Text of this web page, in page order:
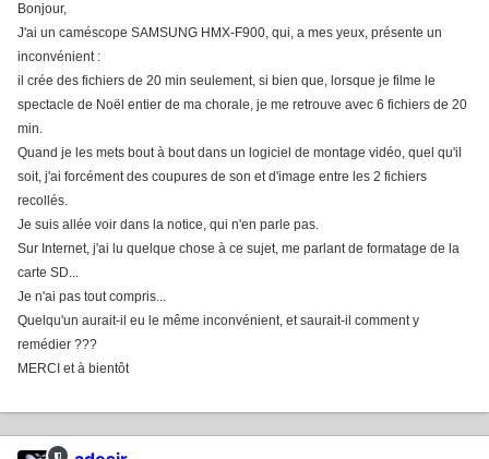
Bonjour,
J'ai un caméscope SAMSUNG HMX-F900, qui, a mes yeux, présente un
inconvénient :
il crée des fichiers de 20 min seulement, si bien que, lorsque je filme le
spectacle de Noël entier de ma chorale, je me retrouve avec 6 fichiers de 20
min.
Quand je les mets bout à bout dans un logiciel de montage vidéo, quel qu'il
soit, j'ai forcément des coupures de son et d'image entre les 2 fichiers
recollés.
Je suis allée voir dans la notice, qui n'en parle pas.
Sur Internet, j'ai lu quelque chose à ce sujet, me parlant de formatage de la
carte SD...
Je n'ai pas tout compris...
Quelqu'un aurait-il eu le même inconvénient, et saurait-il comment y
remédier ???
MERCI et à bientôt